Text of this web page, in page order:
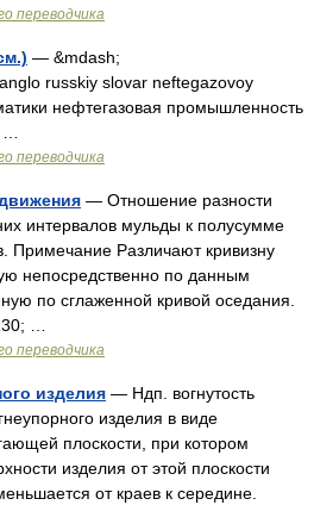
переводчика
— &mdash;
russkiy slovar neftegazovoy
нефтегазовая промышленность
переводчика
— Отношение разности
интервалов мульды к полусумме
Примечание Различают кривизну
непосредственно по данным
по сглаженной кривой оседания.
…
переводчика
изделия — Ндп. вогнутость
изделия в виде
плоскости, при котором
изделия от этой плоскости
от краев к середине.